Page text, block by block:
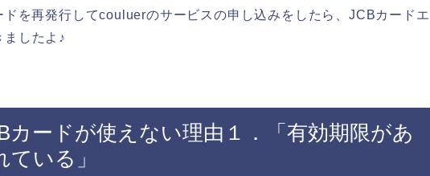
を再発行してcouluerのサービスの申し込みをしたら、JCBカードエ
ましたよ♪
カードが使えない理由１．「有効期限があ
いる」